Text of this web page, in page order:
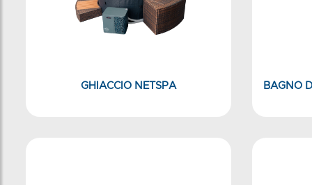
GHIACCIO NETSPA BAGNO